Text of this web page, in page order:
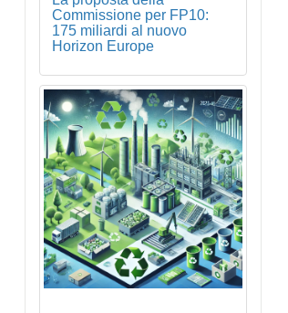
Commissione per FP10:
175 miliardi al nuovo
Horizon Europe